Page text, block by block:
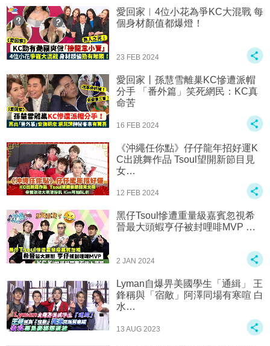
愛回家︱4位小花為爭KC大混戰 每
個身材顏值都爆燈！
23 FEB 2024
愛回家丨孫慧雪離巢KC慘遭派帽
分手 「番外篇」笑死網民：KC真
命苦
16 FEB 2024
《沖繩任你點》仔仔龍年招好運K
C出跳舞作品 Tsoul望開新節目見
女…
12 FEB 2024
黑仔Tsoul‍️慘遭重量級嘉賓忽視希
晉最大頭蝦亨仔被封哩啡MVP …
2 JAN 2024
Lyman自爆畀美國學生「通緝」 王
鋒稱與「宿敵」阿澤同場有寒喧 白
水…
13 AUG 2023